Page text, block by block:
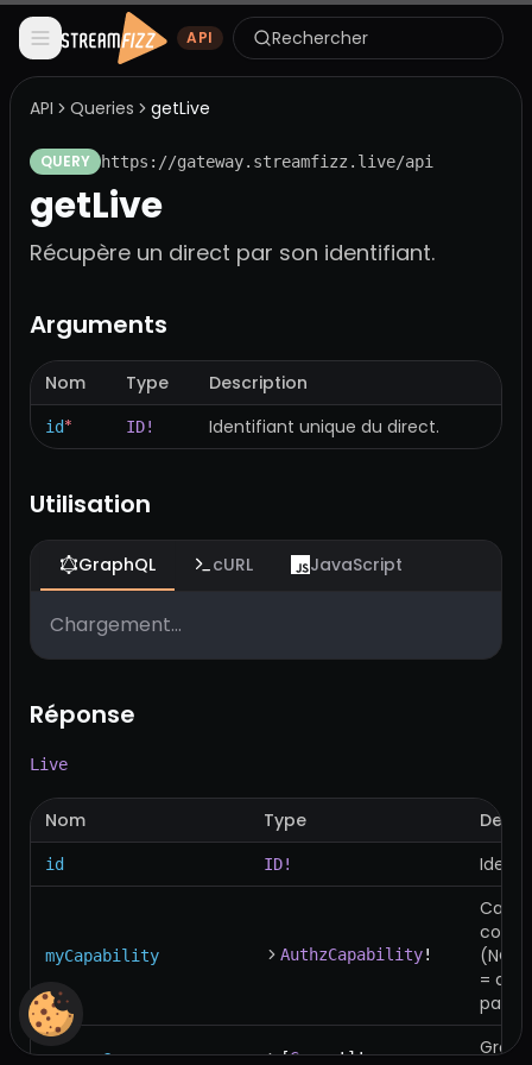
API Rechercher
API Queries getLive
QUERY https://gateway.streamfizz.live/api
getLive
Récupère un direct par son identifiant.
Arguments
Nom Type Description
id* ID! Identifiant unique du direct.
Utilisation
GraphQL cURL JavaScript
Chargement...
Réponse
Live
Nom Type
id ID!
myCapability AuthzCapability!
=
par le
accessGroups [Group!]!